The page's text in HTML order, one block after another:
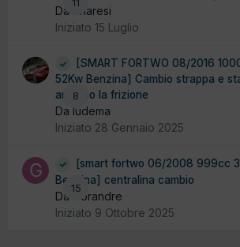
11
Da enaresi
Iniziato 15 Luglio
8
[SMART FORTWO 08/2016
52Kw Benzina] Cambio strappa e
anticipo la frizione
Da ludema
Iniziato 28 Gennaio 2025
15
[smart fortwo 06/2008 999cc
Benzina] centralina cambio
Da Gorandre
Iniziato 9 Ottobre 2025